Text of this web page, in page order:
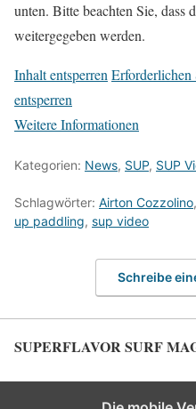
unten. Bitte beachten Sie, dass
weitergegeben werden.
Inhalt entsperren Erforderlichen
entsperren
Weitere Informationen
Kategorien: News, SUP, SUP
Schlagwörter: Airton Cozzolino,
up paddling, sup video
Schreibe
SUPERFLAVOR SURF